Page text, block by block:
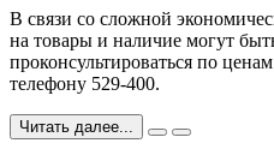
В связи со сложной
на товары и наличие могут
проконсультироваться по
телефону 529-400.
Читать далее...